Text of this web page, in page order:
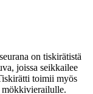
on tiskirätistä
joissa seikkailee
toimii myös
mökkivierailulle.